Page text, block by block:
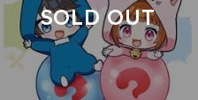
SOLD OUT